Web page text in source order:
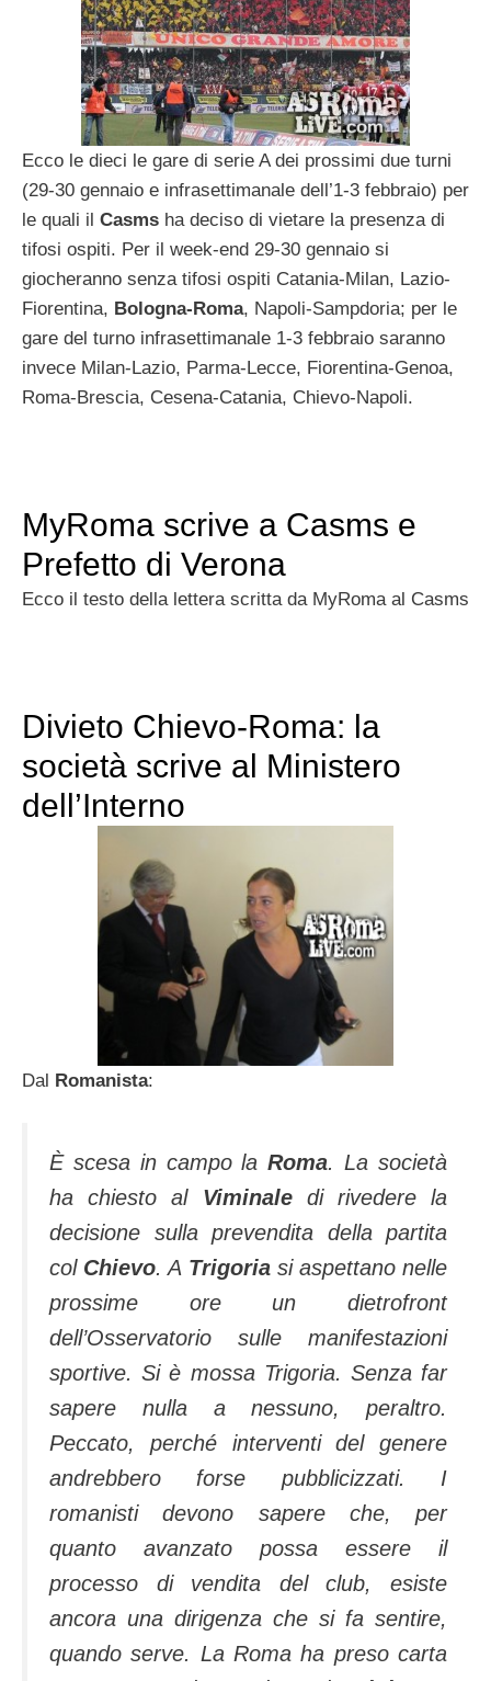
Ecco le dieci le gare di serie A dei prossimi due turni
(29-30 gennaio e infrasettimanale dell’1-3 febbraio) per
le quali il Casms ha deciso di vietare la presenza di
tifosi ospiti. Per il week-end 29-30 gennaio si
giocheranno senza tifosi ospiti Catania-Milan, Lazio-
Fiorentina, Bologna-Roma, Napoli-Sampdoria; per le
gare del turno infrasettimanale 1-3 febbraio saranno
invece Milan-Lazio, Parma-Lecce, Fiorentina-Genoa,
Roma-Brescia, Cesena-Catania, Chievo-Napoli.
MyRoma scrive a Casms e
Prefetto di Verona
Ecco il testo della lettera scritta da MyRoma al Casms
Divieto Chievo-Roma: la
società scrive al Ministero
dell’Interno
Dal Romanista:
È scesa in campo laRoma. La società
ha chiesto al Viminale di rivedere la
decisione sulla prevendita della partita
col Chievo. A Trigoria si aspettano nelle
prossime ore un dietrofront
dell’Osservatorio sulle manifestazioni
sportive. Si è mossa Trigoria. Senza far
sapere nulla a nessuno, peraltro.
Peccato, perché interventi del genere
andrebbero forse pubblicizzati. I
romanisti devono sapere che, per
quanto avanzato possa essere il
processo di vendita del club, esiste
ancora una dirigenza che si fa sentire,
quando serve. La Roma ha preso carta